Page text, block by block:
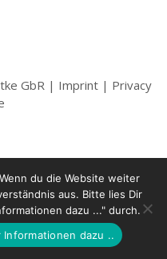
GbR | Imprint | Privacy
du die Website weiter
aus. Bitte lies Dir
dazu ..." durch.
Informationen dazu ..